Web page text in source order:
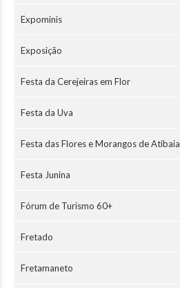
Expominis
Exposição
Festa da Cerejeiras em Flor
Festa da Uva
Festa das Flores e Morangos de Atibaia
Festa Junina
Fórum de Turismo 60+
Fretado
Fretamaneto